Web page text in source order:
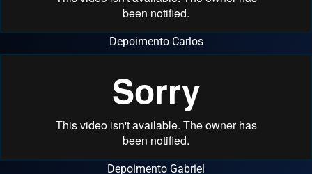
Depoimento Carlos
Depoimento Gabriel